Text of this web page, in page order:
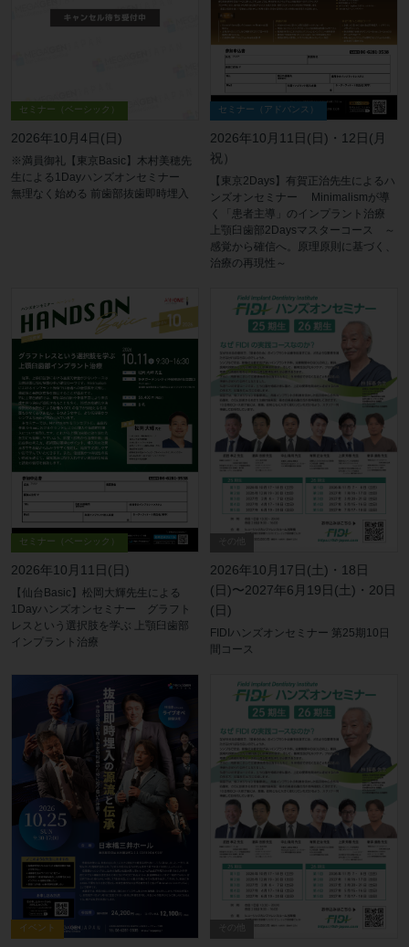
セミナー（ベーシック）
2026年10月4日(日)
※満員御礼【東京Basic】木村美穂先
生による1Dayハンズオンセミナー
無理なく始める 前歯部抜歯即時埋入
セミナー（アドバンス）
2026年10月11日(日)・12日(月
祝）
【東京2Days】有賀正治先生によるハ
ンズオンセミナー Minimalismが導
く「患者主導」のインプラント治療
上顎臼歯部2Daysマスターコース ～
感覚から確信へ。原理原則に基づく、
治療の再現性～
セミナー（ベーシック）
2026年10月11日(日)
【仙台Basic】松岡大輝先生による
1Dayハンズオンセミナー グラフト
レスという選択肢を学ぶ 上顎臼歯部
インプラント治療
2026年10月17日(土)・18日
(日)〜2027年6月19日(土)・20日
(日)
FIDIハンズオンセミナー 第25期10日
間コース
イベント